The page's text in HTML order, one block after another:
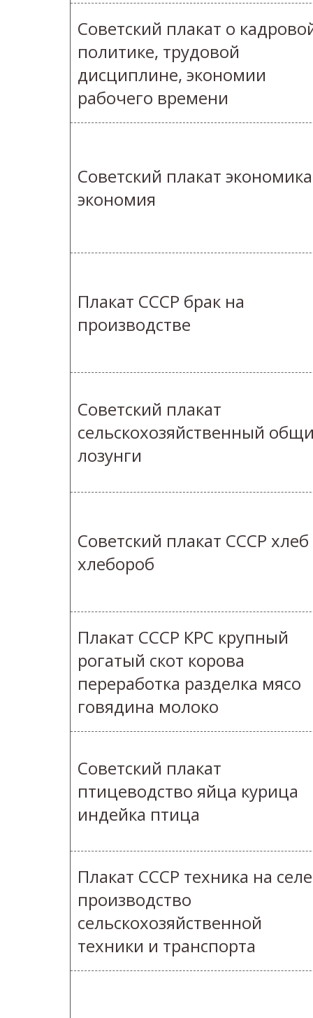
Советский плакат о
политике, трудовой
дисциплине, экономии
рабочего времени
Советский плакат
экономия
Плакат СССР брак на
производстве
Советский плакат
сельскохозяйственный
лозунги
Советский плакат СССР хлеб
хлебороб
Плакат СССР КРС крупный
рогатый скот корова
переработка разделка мясо
говядина молоко
Советский плакат
птицеводство яйца курица
индейка птица
Плакат СССР техника на селе
производство
сельскохозяйственной
техники и транспорта